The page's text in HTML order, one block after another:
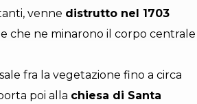
venne distrutto nel 1703
che ne minarono il corpo centrale
fra la vegetazione fino a circa
poi alla chiesa di Santa